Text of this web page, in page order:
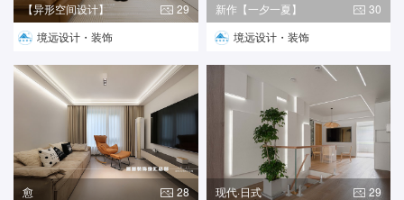
【异形空间设计】
29
境远设计・装饰
新作【一夕一夏】
30
境远设计・装饰
愈
28
现代·日式
29